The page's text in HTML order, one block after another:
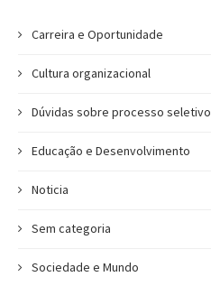
Carreira e Oportunidade
Cultura organizacional
Dúvidas sobre processo seletivo
Educação e Desenvolvimento
Noticia
Sem categoria
Sociedade e Mundo